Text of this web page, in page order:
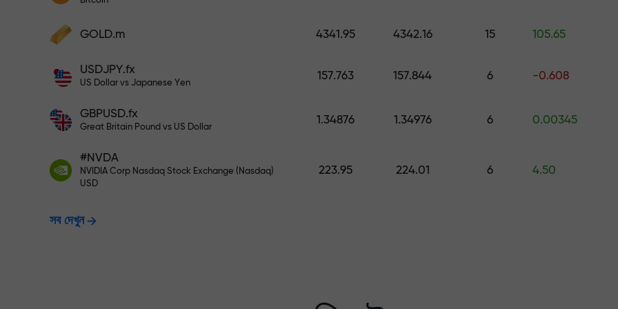
ডিপোজিট করুন এবং আপনার ডিপোজিটের 1,000 গুণ বোনাস
ঝুঁকিমুক্তভাবে ট্রেডিং করুন — আমরা আপনার মুনাফার
নিশ্চয়তা দিচ্ছি
X1000 পর্যন্ত বোনাস — মার্কেটের সবচেয়ে বেশি
হার
GOLD.m 4341.95 4342.16 15 105.65
USDJPY.fx
US Dollar vs Japanese Yen
157.763 157.844 6 -0.608
GBPUSD.fx
Great Britain Pound vs US Dollar
1.34876 1.34976 6 0.00345
#NVDA
NVIDIA Corp Nasdaq Stock Exchange (Nasdaq)
USD
223.95 224.01 6 4.50
সব দেখুন